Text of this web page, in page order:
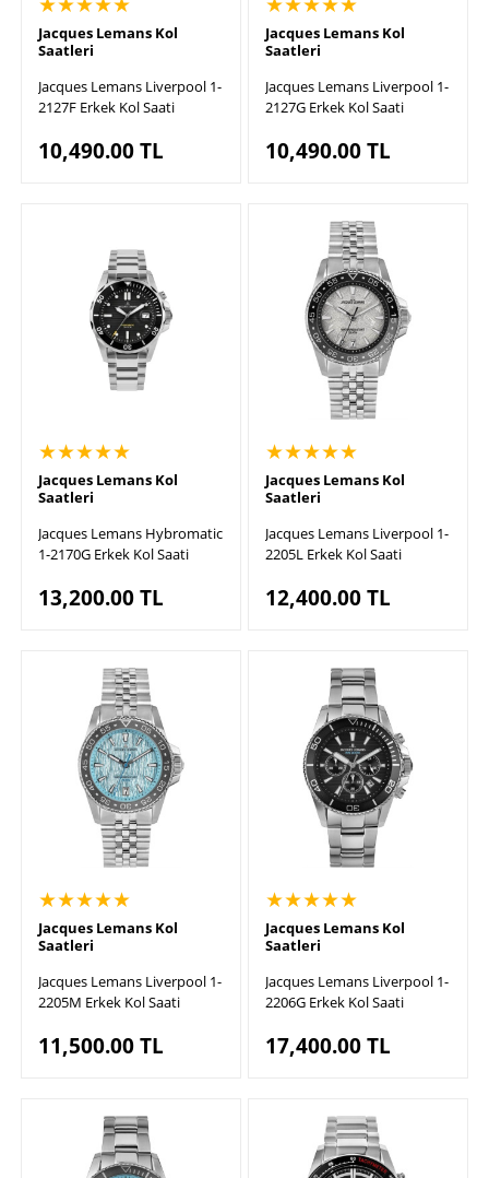
Jacques Lemans Kol
Saatleri
Jacques Lemans Liverpool 1-
2127F Erkek Kol Saati
10,490.00TL
Jacques Lemans Kol
Saatleri
Jacques Lemans Liverpool 1-
2127G Erkek Kol Saati
10,490.00TL
★★★★★
Jacques Lemans Kol
Saatleri
Jacques Lemans Hybromatic
1-2170G Erkek Kol Saati
13,200.00TL
★★★★★
Jacques Lemans Kol
Saatleri
Jacques Lemans Liverpool 1-
2205L Erkek Kol Saati
12,400.00TL
★★★★★
Jacques Lemans Kol
Saatleri
Jacques Lemans Liverpool 1-
2205M Erkek Kol Saati
11,500.00TL
★★★★★
Jacques Lemans Kol
Saatleri
Jacques Lemans Liverpool 1-
2206G Erkek Kol Saati
17,400.00TL